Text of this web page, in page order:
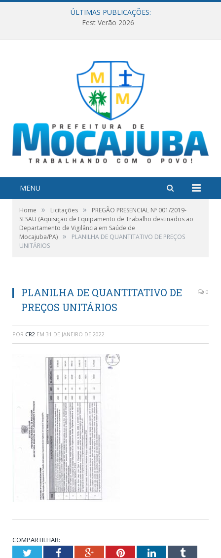
ÚLTIMAS PUBLICAÇÕES:
Fest Verão 2026
MENU
Home » Licitações »
PREGÃO PRESENCIAL Nº 001/2019-
SESAU (Aquisição de Equipamento de Trabalho destinados ao
Departamento de Vigilância em Saúde de
Mocajuba/PA) »
PLANILHA DE QUANTITATIVO DE PREÇOS
UNITÁRIOS
PLANILHA DE QUANTITATIVO DE
PREÇOS UNITÁRIOS
0
POR CR2 EM 31 DE JANEIRO DE 2022
COMPARTILHAR:
TwitterFacebookGoogle+PinterestLinkedInTumblr